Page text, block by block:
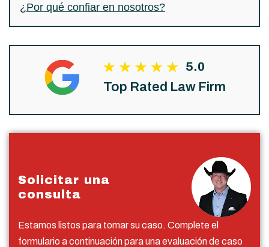
¿Por qué confiar en nosotros?
5.0
Top Rated Law Firm
Solicitar una
consulta
Estamos listos para tomar su caso. Complete el
formulario a continuación para una evaluación de caso